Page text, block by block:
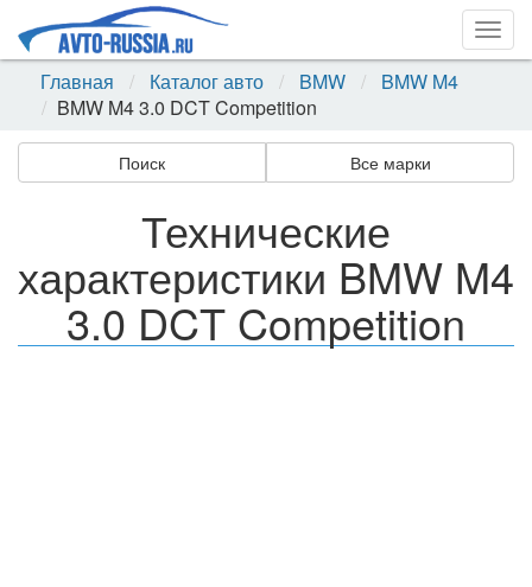
Главная
Каталог авто BMW
BMW M4
BMW M4 3.0 DCT Competition
Поиск Все марки
Технические
характеристики BMW M4
3.0 DCT Competition